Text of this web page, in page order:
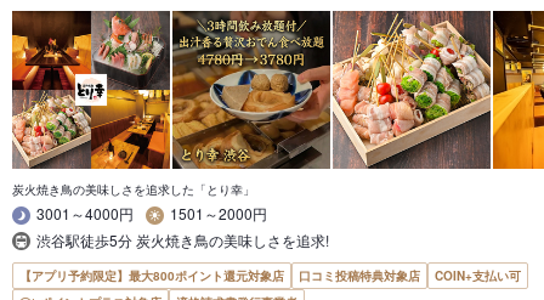
炭火焼き鳥の美味しさを追求した「とり幸」
3001～4000円
1501～2000円
渋谷駅徒歩5分 炭火焼き鳥の美味しさを追求!
【アプリ予約限定】最大800ポイント還元対象店 口コミ投稿特典対象店
COIN+支払い可